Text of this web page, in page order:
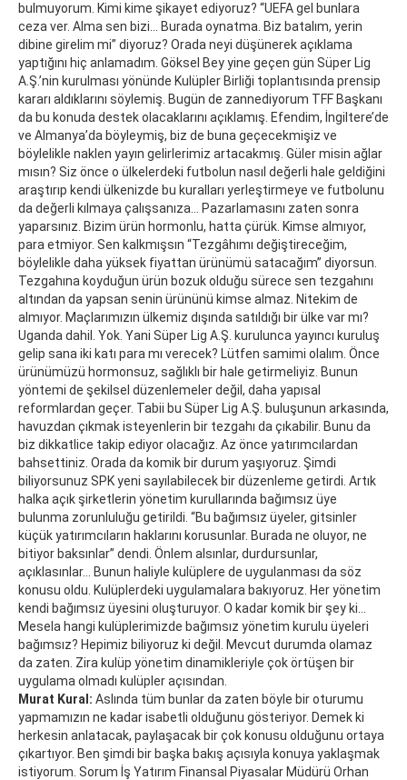
bulmuyorum. Kimi kime şikayet ediyoruz? “UEFA gel bunlara
ceza ver. Alma sen bizi… Burada oynatma. Biz batalım, yerin
dibine girelim mi” diyoruz? Orada neyi düşünerek açıklama
yaptığını hiç anlamadım. Göksel Bey yine geçen gün Süper Lig
A.Ş.’nin kurulması yönünde Kulüpler Birliği toplantısında prensip
kararı aldıklarını söylemiş. Bugün de zannediyorum TFF Başkanı
da bu konuda destek olacaklarını açıklamış. Efendim, İngiltere’de
ve Almanya’da böyleymiş, biz de buna geçecekmişiz ve
böylelikle naklen yayın gelirlerimiz artacakmış. Güler misin ağlar
mısın? Siz önce o ülkelerdeki futbolun nasıl değerli hale geldiğini
araştırıp kendi ülkenizde bu kuralları yerleştirmeye ve futbolunu
da değerli kılmaya çalışsanıza... Pazarlamasını zaten sonra
yaparsınız. Bizim ürün hormonlu, hatta çürük. Kimse almıyor,
para etmiyor. Sen kalkmışsın “Tezgâhımı değiştireceğim,
böylelikle daha yüksek fiyattan ürünümü satacağım” diyorsun.
Tezgahına koyduğun ürün bozuk olduğu sürece sen tezgahını
altından da yapsan senin ürününü kimse almaz. Nitekim de
almıyor. Maçlarımızın ülkemiz dışında satıldığı bir ülke var mı?
Uganda dahil. Yok. Yani Süper Lig A.Ş. kurulunca yayıncı kuruluş
gelip sana iki katı para mı verecek? Lütfen samimi olalım. Önce
ürünümüzü hormonsuz, sağlıklı bir hale getirmeliyiz. Bunun
yöntemi de şekilsel düzenlemeler değil, daha yapısal
reformlardan geçer. Tabii bu Süper Lig A.Ş. buluşunun arkasında,
havuzdan çıkmak isteyenlerin bir tezgahı da çıkabilir. Bunu da
biz dikkatlice takip ediyor olacağız. Az önce yatırımcılardan
bahsettiniz. Orada da komik bir durum yaşıyoruz. Şimdi
biliyorsunuz SPK yeni sayılabilecek bir düzenleme getirdi. Artık
halka açık şirketlerin yönetim kurullarında bağımsız üye
bulunma zorunluluğu getirildi. “Bu bağımsız üyeler, gitsinler
küçük yatırımcıların haklarını korusunlar. Burada ne oluyor, ne
bitiyor baksınlar” dendi. Önlem alsınlar, durdursunlar,
açıklasınlar... Bunun haliyle kulüplere de uygulanması da söz
konusu oldu. Kulüplerdeki uygulamalara bakıyoruz. Her yönetim
kendi bağımsız üyesini oluşturuyor. O kadar komik bir şey ki…
Mesela hangi kulüplerimizde bağımsız yönetim kurulu üyeleri
bağımsız? Hepimiz biliyoruz ki değil. Mevcut durumda olamaz
da zaten. Zira kulüp yönetim dinamikleriyle çok örtüşen bir
uygulama olmadı kulüpler açısından.
Murat Kural: Aslında tüm bunlar da zaten böyle bir oturumu
yapmamızın ne kadar isabetli olduğunu gösteriyor. Demek ki
herkesin anlatacak, paylaşacak bir çok konusu olduğunu ortaya
çıkartıyor. Ben şimdi bir başka bakış açısıyla konuya yaklaşmak
istiyorum. Sorum İş Yatırım Finansal Piyasalar Müdürü Orhan